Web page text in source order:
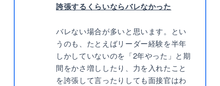
誇張するくらいならバレなかった
バレない場合が多いと思います。とい
うのも、たとえばリーダー経験を半年
しかしていないのを「2年やった」と期
間をかさ増ししたり、力を入れたこと
を誇張して言ったりしても面接官はわ